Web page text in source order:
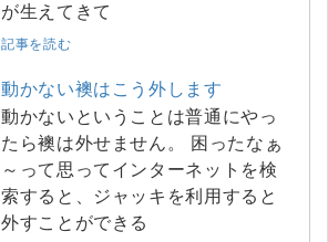
が生えてきて
記事を読む
動かない襖はこう外します
動かないということは普通にやっ
たら襖は外せません。 困ったなぁ
～って思ってインターネットを検
索すると、ジャッキを利用すると
外すことができる